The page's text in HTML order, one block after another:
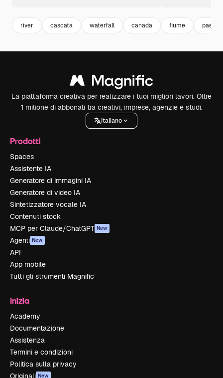
river cascata waterfall canada fiume
La piattaforma creativa per realizzare i tuoi migliori lavori. Oltre
1 milione di abbonati tra creativi, imprese, agenzie e studi.
Italiano
Prodotti
Spaces
Assistente IA
Generatore di immagini IA
Generatore di video IA
Sintetizzatore vocale IA
Contenuti stock
MCP per Claude/ChatGPT New
Agenti New
API
App mobile
Tutti gli strumenti Magnific
Inizia
Academy
Documentazione
Assistenza
Termini e condizioni
Politica sulla privacy
Originali New